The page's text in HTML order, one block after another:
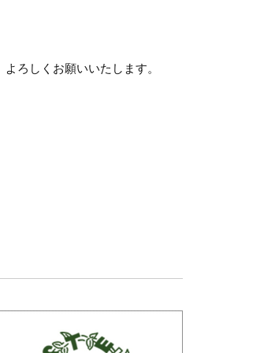
ろしくお願いいたします。